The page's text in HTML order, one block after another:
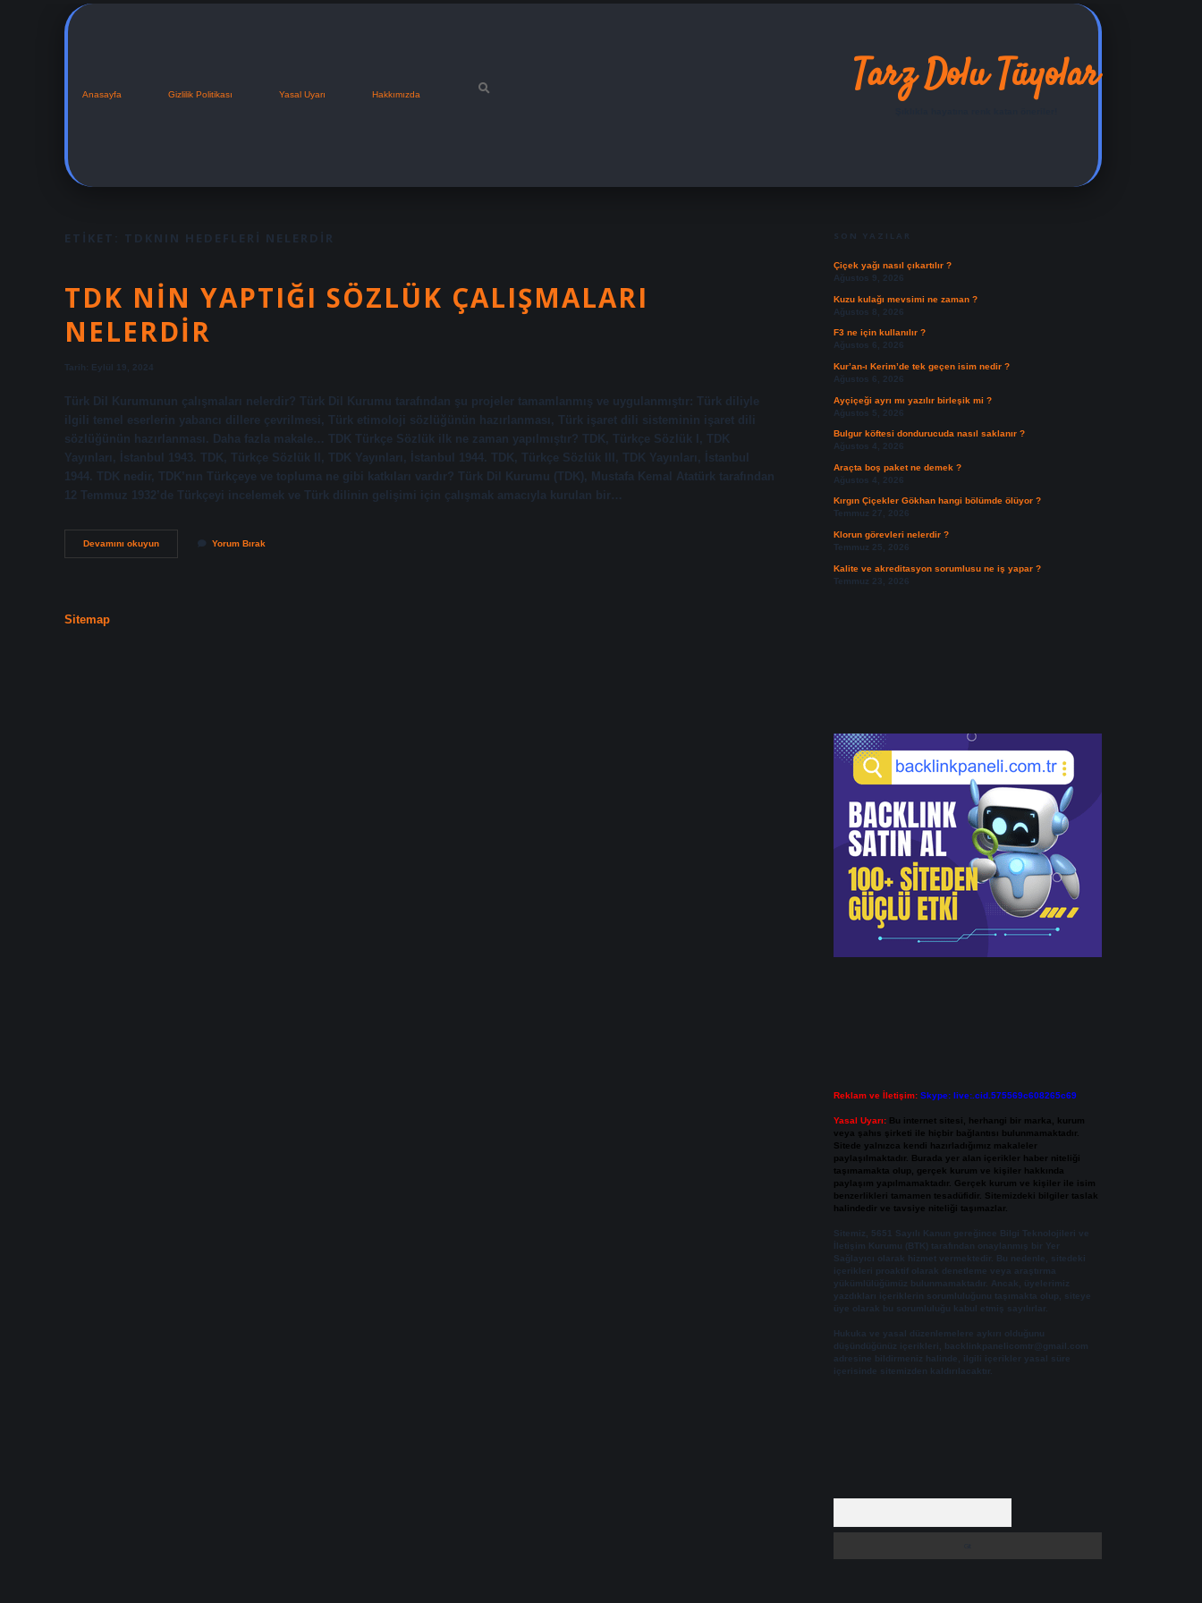
Anasayfa Gizlilik Politikası Yasal Uyarı Hakkımızda Tarz Dolu Tüyolar
ETIKET: TDKNIN HEDEFLERI NELERDIR
TDK NIN YAPTIĞI SÖZLÜK ÇALIŞMALARI
NELERDIR
Tarih: Eylül 19, 2024
Türk Dil Kurumunun çalışmaları nelerdir? Türk Dil Kurumu tarafından şu projeler tamamlanmış ve uygulanmıştır: Türk diliyle
ilgili temel eserlerin yabancı dillere çevrilmesi, Türk etimoloji sözlüğünün hazırlanması, Türk işaret dili sisteminin işaret dili
sözlüğünün hazırlanması. Daha fazla makale… TDK Türkçe Sözlük ilk ne zaman yapılmıştır? TDK, Türkçe Sözlük I, TDK
Yayınları, İstanbul 1943. TDK, Türkçe Sözlük II, TDK Yayınları, İstanbul 1944. TDK, Türkçe Sözlük III, TDK Yayınları, İstanbul
1944. TDK nedir, TDK’nın Türkçeye ve topluma ne gibi katkıları vardır? Türk Dil Kurumu (TDK), Mustafa Kemal Atatürk tarafından
12 Temmuz 1932’de Türkçeyi incelemek ve Türk dilinin gelişimi için çalışmak amacıyla kurulan bir…
Devamını okuyunTdk
Nin
Yorum Bırak
Sitemap
SON YAZILAR
Çiçek yağı nasıl çıkartılır ?
Ağustos 9, 2026
Kuzu kulağı mevsimi ne zaman ?
Ağustos 8, 2026
F3 ne için kullanılır ?
Ağustos 6, 2026
Kur’an-ı Kerim’de tek geçen isim nedir ?
Ağustos 6, 2026
Ayçiçeği ayrı mı yazılır birleşik mi ?
Ağustos 5, 2026
Bulgur köftesi dondurucuda nasıl saklanır ?
Ağustos 4, 2026
Araçta boş paket ne demek ?
Ağustos 4, 2026
Kırgın Çiçekler Gökhan hangi bölümde ölüyor ?
Temmuz 27, 2026
Klorun görevleri nelerdir ?
Temmuz 25, 2026
Kalite ve akreditasyon sorumlusu ne iş yapar ?
Temmuz 23, 2026
Reklam ve İletişim: Skype: live:.cid.575569c608265c69
Yasal Uyarı: Bu internet sitesi, herhangi bir marka, kurum
veya şahıs şirketi ile hiçbir bağlantısı bulunmamaktadır.
Sitede yalnızca kendi hazırladığımız makaleler
paylaşılmaktadır. Burada yer alan içerikler haber niteliği
taşımamakta olup, gerçek kurum ve kişiler hakkında
paylaşım yapılmamaktadır. Gerçek kurum ve kişiler ile isim
benzerlikleri tamamen tesadüfidir. Sitemizdeki bilgiler taslak
halindedir ve tavsiye niteliği taşımazlar.
Sitemiz, 5651 Sayılı Kanun gereğince Bilgi Teknolojileri ve
İletişim Kurumu (BTK) tarafından onaylanmış bir Yer
Sağlayıcı olarak hizmet vermektedir. Bu nedenle, sitedeki
içerikleri proaktif olarak denetleme veya araştırma
yükümlülüğümüz bulunmamaktadır. Ancak, üyelerimiz
yazdıkları içeriklerin sorumluluğunu taşımakta olup, siteye
üye olarak bu sorumluluğu kabul etmiş sayılırlar.
Hukuka ve yasal düzenlemelere aykırı olduğunu
düşündüğünüz içerikleri,
backlinkpanelicomtr@gmail.com
adresine bildirmeniz halinde, ilgili içerikler yasal süre
içerisinde sitemizden kaldırılacaktır.